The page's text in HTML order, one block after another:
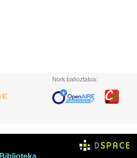
Nork balioztatua: